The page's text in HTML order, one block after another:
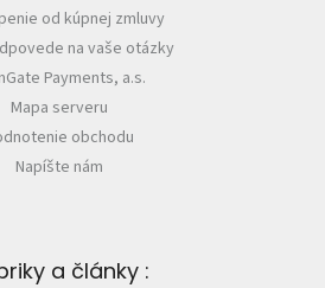
od kúpnej zmluvy
na vaše otázky
Payments, a.s.
Mapa serveru
obchodu
Napíšte nám
a články :